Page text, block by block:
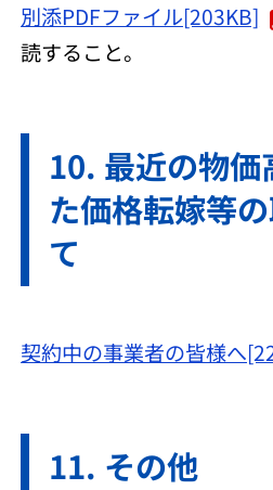
別添PDFファイル[203KB]
読すること。
最近の物価
た価格転嫁等
て
契約中の事業者の皆様へ
その他